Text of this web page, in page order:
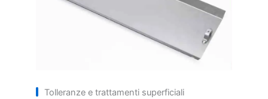
Tolleranze e trattamenti superficiali